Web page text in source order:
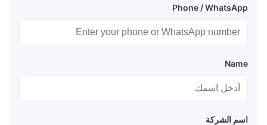
Phone / WhatsApp
Name
اسم الشركة